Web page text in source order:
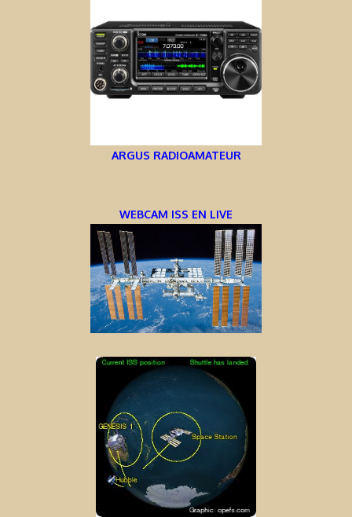
ARGUS RADIOAMATEUR
WEBCAM ISS EN LIVE